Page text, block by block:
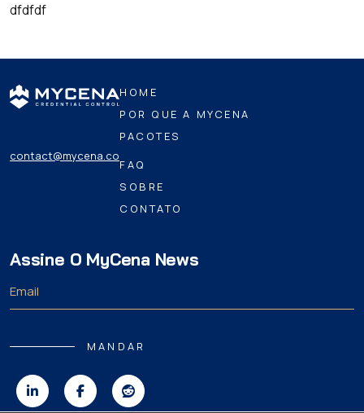
dfdfdf
contact@mycena.co
HOME
POR QUE A MYCENA
PACOTES
FAQ
SOBRE
CONTATO
Assine O MyCena News
MANDAR